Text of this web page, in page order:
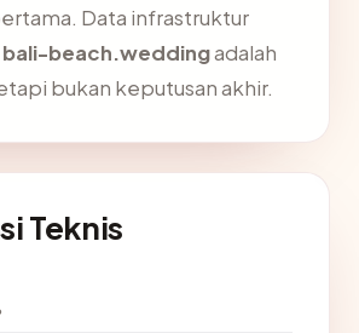
Data infrastruktur
bali-beach.weddingadalah
bukan keputusan akhir.
Teknis